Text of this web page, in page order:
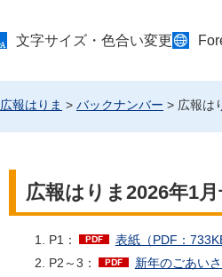
文字サイズ・色合い変更
広報はりま > バックナンバー > 広報は
広報はりま2026年1
P1：
表紙（PDF：
P2～3：
新年のごあい